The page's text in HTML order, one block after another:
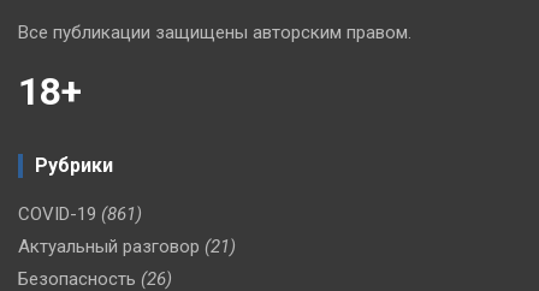
Все публикации защищены авторским правом.
18+
Рубрики
COVID-19 (861)
Актуальный разговор (21)
Безопасность (26)